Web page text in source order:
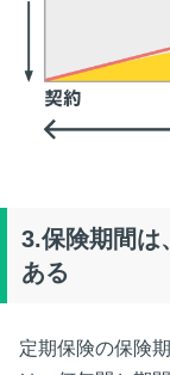
3.保険期間は
ある
定期保険の保険